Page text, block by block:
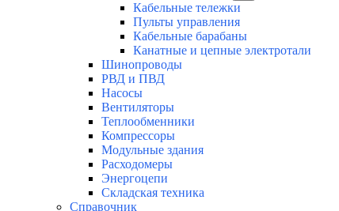
Кабельные тележки
Пульты управления
Кабельные барабаны
Канатные и цепные электротали
Шинопроводы
РВД и ПВД
Насосы
Вентиляторы
Теплообменники
Компрессоры
Модульные здания
Расходомеры
Энергоцепи
Складская техника
Справочник